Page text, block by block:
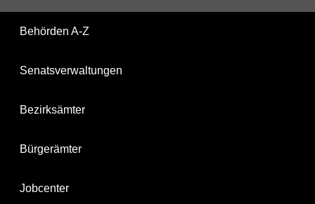
Behörden A-Z
Senatsverwaltungen
Bezirksämter
Bürgerämter
Jobcenter